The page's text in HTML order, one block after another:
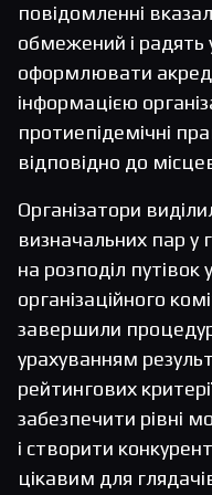
повідомленні
обмежений і радять
оформлювати
інформацією
протиепідемічні
відповідно до
Організатори
визначальних пар у
на розподіл путівок
організаційного
завершили
урахуванням
рейтингових
забезпечити рівні
і створити
цікавим для